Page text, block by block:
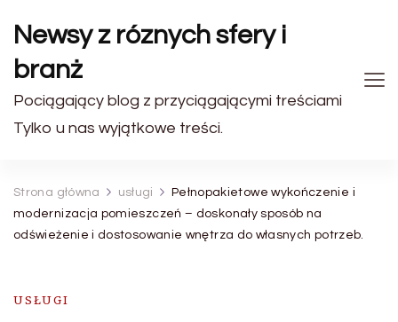
Newsy z róznych sfery i
branż
Pociągający blog z przyciągającymi treściami
Tylko u nas wyjątkowe treści.
Strona główna usługi
Pełnopakietowe wykończenie i
modernizacja pomieszczeń – doskonały sposób na
odświeżenie i dostosowanie wnętrza do własnych potrzeb.
USŁUGI